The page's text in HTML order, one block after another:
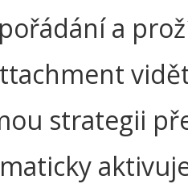
a
strategii